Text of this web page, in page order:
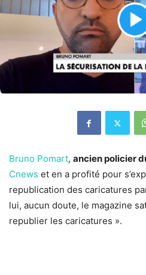
Bruno Pomart, ancien policier
Cnews et en a profité pour
republication des caricatures
lui, aucun doute, le magazine
republier les caricatures ».